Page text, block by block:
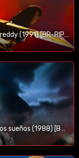
Pesadilla en Elm Street 6: La muerte de freddy (1991) [BR-RIP] [HD-1080p]
Pesadilla en Elm Street 4: El maestro de los sueños (1988) [BR-RIP] [HD-1080p]